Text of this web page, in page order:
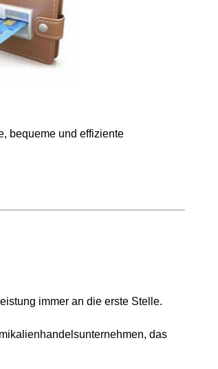
bequeme und effiziente
immer an die erste Stelle.
das